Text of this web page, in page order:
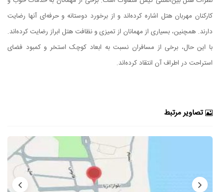
کارکنان مهربان هتل اشاره کرده‌اند و از برخورد دوستانه و حرفه‌ای آنها رضایت
دارند. همچنین، بسیاری از مهمانان از تمیزی و نظافت هتل ابراز رضایت کرده‌اند.
با این حال، برخی از مسافران نسبت به ابعاد کوچک استخر و کمبود فضای
استراحت در اطراف آن انتقاد کرده‌اند.
تصاویر مرتبط